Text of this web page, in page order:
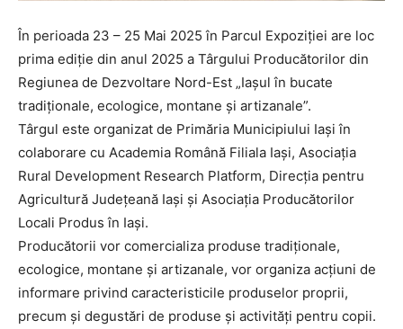
În perioada 23 – 25 Mai 2025 în Parcul Expoziției are loc
prima ediție din anul 2025 a Târgului Producătorilor din
Regiunea de Dezvoltare Nord-Est „Iașul în bucate
tradiționale, ecologice, montane și artizanale”.
Târgul este organizat de Primăria Municipiului Iași în
colaborare cu Academia Română Filiala Iași, Asociația
Rural Development Research Platform, Direcția pentru
Agricultură Județeană Iași și Asociația Producătorilor
Locali Produs în Iași.
Producătorii vor comercializa produse tradiționale,
ecologice, montane și artizanale, vor organiza acțiuni de
informare privind caracteristicile produselor proprii,
precum și degustări de produse și activități pentru copii.